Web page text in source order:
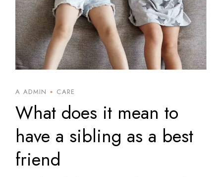
A ADMIN CARE
What does it mean to
have a sibling as a best
friend